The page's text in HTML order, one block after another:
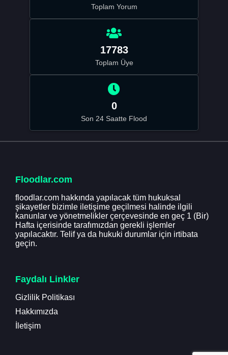
Toplam Yorum
17783
Toplam Üye
0
Son 24 Saatte Flood
Floodlar.com
floodlar.com hakkında yapılacak tüm hukuksal
şikayetler bizimle iletişime geçilmesi halinde ilgili
kanunlar ve yönetmelikler çerçevesinde en geç 1 (Bir)
Hafta içerisinde tarafımızdan gerekli işlemler
yapılacaktır. Telif ya da hukuki durumlar için irtibata
geçin.
Faydalı Linkler
Gizlilik Politikası
Hakkımızda
İletişim